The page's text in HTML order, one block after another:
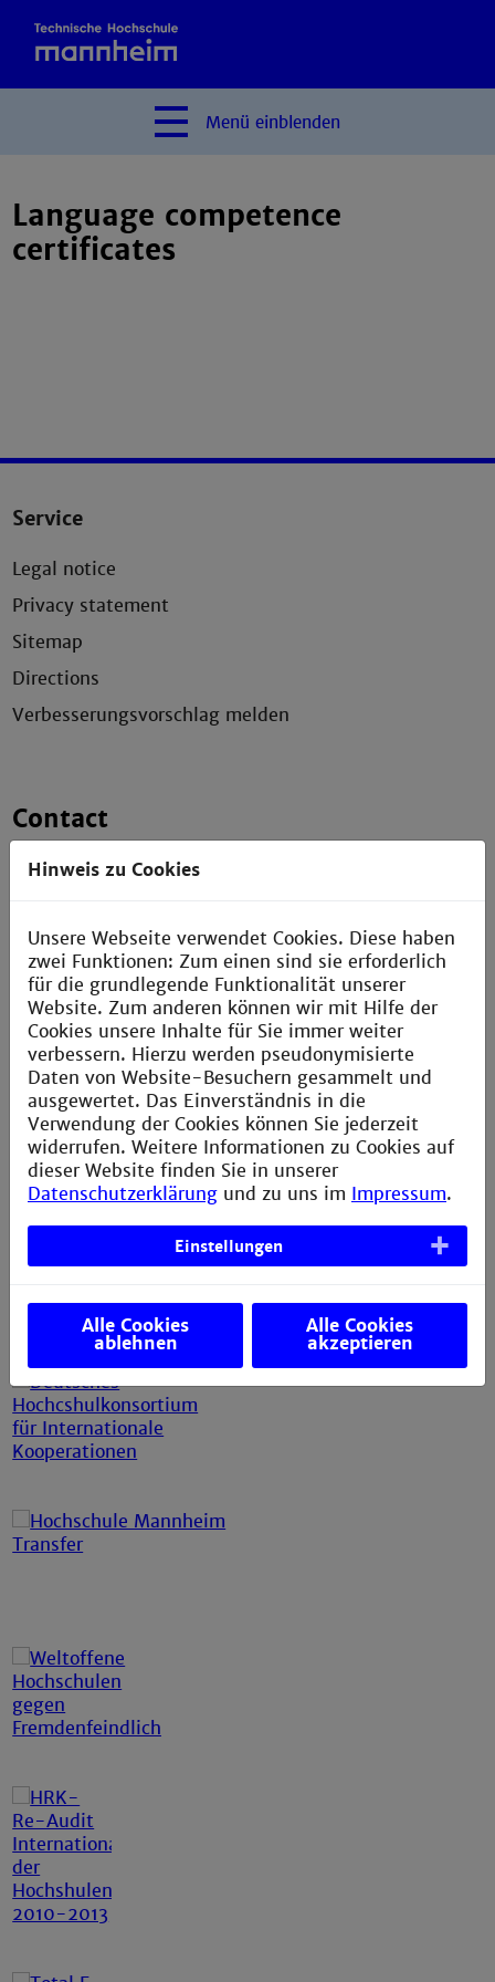
Menü einblenden
Language competence
certificates
Service
Legal notice
Privacy statement
Sitemap
Directions
Verbesserungsvorschlag melden
Contact
Technische Hochschule Mannheim
Paul-Wittsack-Straße 10
+49 621 292-6111
+49 621 292-6420
info@th-mannheim.de
Social Media
Hinweis zu Cookies
Unsere Webseite verwendet Cookies. Diese haben
zwei Funktionen: Zum einen sind sie erforderlich
für die grundlegende Funktionalität unserer
Website. Zum anderen können wir mit Hilfe der
Cookies unsere Inhalte für Sie immer weiter
verbessern. Hierzu werden pseudonymisierte
Daten von Website-Besuchern gesammelt und
ausgewertet. Das Einverständnis in die
Verwendung der Cookies können Sie jederzeit
widerrufen. Weitere Informationen zu Cookies auf
dieser Website finden Sie in unserer
Datenschutzerklärung und zu uns im Impressum.
Einstellungen
Alle Cookies
ablehnen
Alle Cookies
akzeptieren